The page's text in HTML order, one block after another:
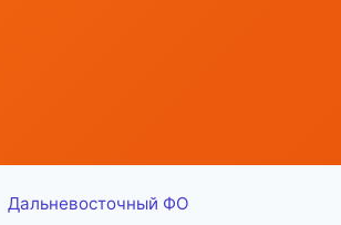
Дальневосточный ФО